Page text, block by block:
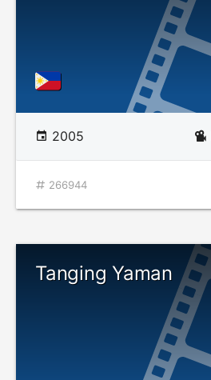
2005
266944
Tanging Yaman